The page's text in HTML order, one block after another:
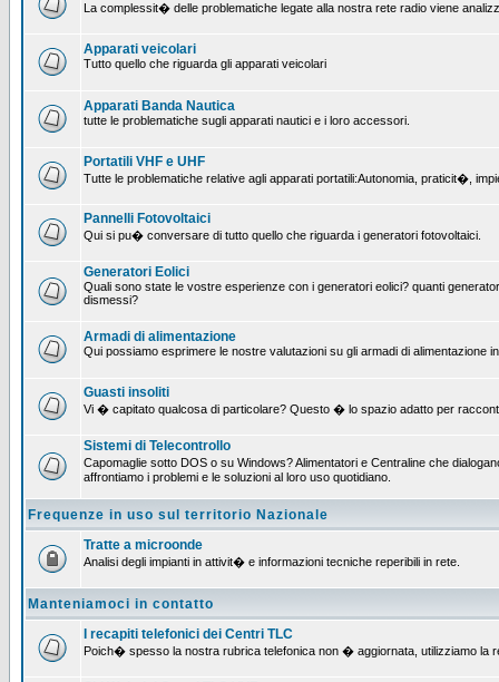
La complessit� delle problematiche legate alla nostra rete radio viene
Apparati veicolari
Tutto quello che riguarda gli apparati veicolari
Apparati Banda Nautica
tutte le problematiche sugli apparati nautici e i loro accessori.
Portatili VHF e UHF
Tutte le problematiche relative agli apparati portatili:Autonomia, praticit�,
Pannelli Fotovoltaici
Qui si pu� conversare di tutto quello che riguarda i generatori fotovoltaici.
Generatori Eolici
Quali sono state le vostre esperienze con i generatori eolici? quanti
dismessi?
Armadi di alimentazione
Qui possiamo esprimere le nostre valutazioni su gli armadi di alimentazione
Guasti insoliti
Vi � capitato qualcosa di particolare? Questo � lo spazio adatto per
Sistemi di Telecontrollo
Capomaglie sotto DOS o su Windows? Alimentatori e Centraline che
affrontiamo i problemi e le soluzioni al loro uso quotidiano.
Frequenze in uso sul territorio Nazionale
Tratte a microonde
Analisi degli impianti in attivit� e informazioni tecniche reperibili in rete.
Manteniamoci in contatto
I recapiti telefonici dei Centri TLC
Poich� spesso la nostra rubrica telefonica non � aggiornata, utilizziamo la